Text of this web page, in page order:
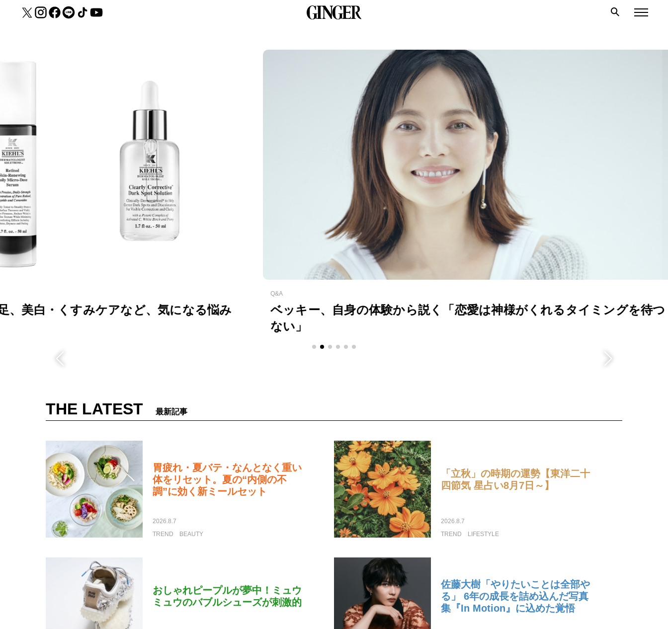
気になる悩み
ベッキー、自身の体験から説く「恋愛は神様がくれるタイミングを待つしか
世界がいま残
THE LATEST 最新記事
胃疲れ・夏バテ・なんとなく重い
体をリセット。夏の“内側の不
調”に効く新ミールセット
2026.8.7
TREND
BEAUTY
「立秋」の時期の運勢【東洋二十
四節気 星占い8月7日～】
2026.8.7
TREND
LIFESTYLE
おしゃれピープルが夢中！ミュウ
ミュウのバブルシューズが刺激的
佐藤大樹「やりたいことは全部や
る」 6年の成長を詰め込んだ写真
集『In Motion』に込めた覚悟